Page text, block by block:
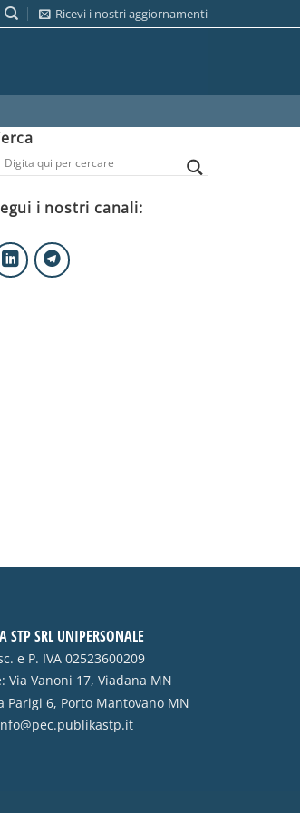
Ricevi i nostri aggiornamenti
i nostri canali:
STP SRL UNIPERSONALE
e P. IVA 02523600209
Via Vanoni 17, Viadana MN
Parigi 6, Porto Mantovano MN